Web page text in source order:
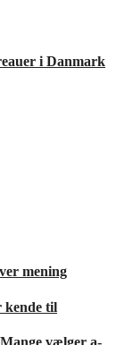
i Danmark
mening
kende til
vælger a-